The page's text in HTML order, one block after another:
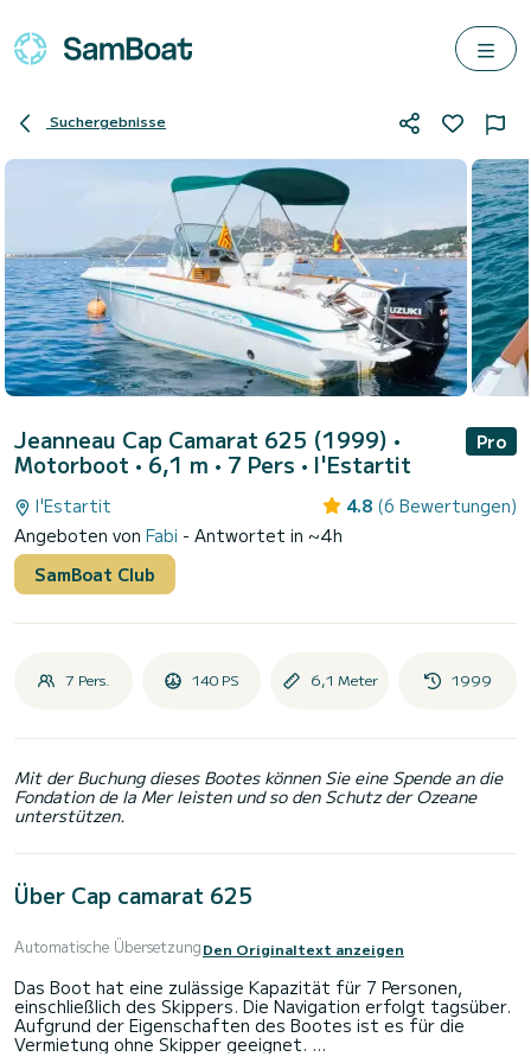
Suchergebnisse
Jeanneau Cap Camarat 625 (1999) •
Motorboot • 6,1 m • 7 Pers • l'Estartit
Pro
l'Estartit 4.8 (6 Bewertungen)
Angeboten von Fabi - Antwortet in ~4h
SamBoat Club
7 Pers. 140 PS 6,1 Meter 1999
Mit der Buchung dieses Bootes können Sie eine Spende an die
Fondation de la Mer leisten und so den Schutz der Ozeane
unterstützen.
Über Cap camarat 625
Automatische ÜbersetzungDen Originaltext anzeigen
Das Boot hat eine zulässige Kapazität für 7 Personen,
einschließlich des Skippers. Die Navigation erfolgt tagsüber.
Aufgrund der Eigenschaften des Bootes ist es für die
Vermietung ohne Skipper geeignet.